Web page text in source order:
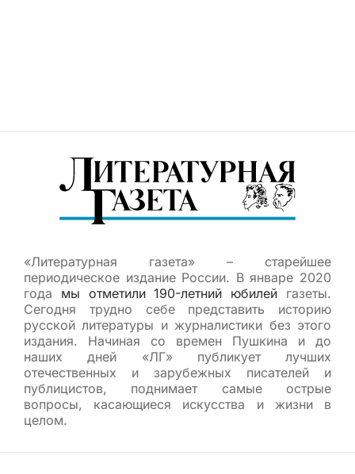
«Литературная газета» – старейшее
периодическое издание России. В январе 2020
года мы отметили 190-летний юбилей газеты.
Сегодня трудно себе представить историю
русской литературы и журналистики без этого
издания. Начиная со времен Пушкина и до
наших дней «ЛГ» публикует лучших
отечественных и зарубежных писателей и
публицистов, поднимает самые острые
вопросы, касающиеся искусства и жизни в
целом.